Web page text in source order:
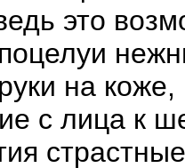
это
на коже,
с лица к
страстные